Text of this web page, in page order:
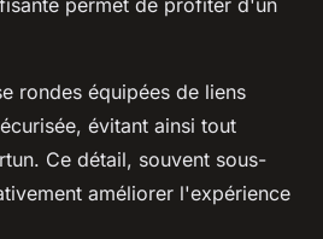
rondes équipées de liens
évitant ainsi tout
Ce détail, souvent sous-
améliorer l'expérience